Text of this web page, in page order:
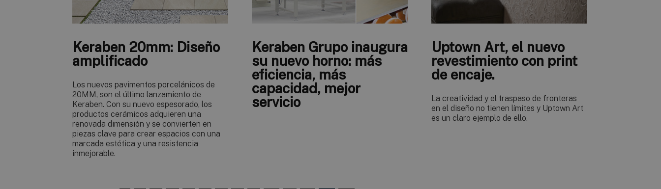
Keraben 20mm: Diseño
amplificado
Los nuevos pavimentos porcelánicos de
20MM, son el último lanzamiento de
Keraben. Con su nuevo espesorado, los
productos cerámicos adquieren una
renovada dimensión y se convierten en
piezas clave para crear espacios con una
marcada estética y una resistencia
inmejorable.
Keraben Grupo inaugura
su nuevo horno: más
eficiencia, más
capacidad, mejor
servicio
Uptown Art, el nuevo
revestimiento con print
de encaje.
La creatividad y el traspaso de fronteras
en el diseño no tienen límites y Uptown Art
es un claro ejemplo de ello.